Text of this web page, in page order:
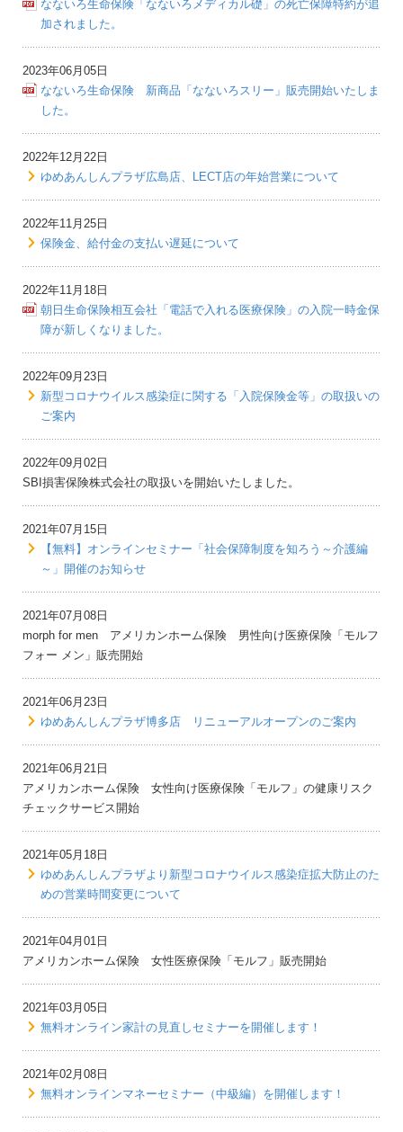
なないろ生命保険「なないろメディカル礎」の死亡保障特約が追
加されました。
2023年06月05日
なないろ生命保険 新商品「なないろスリー」販売開始いたしま
した。
2022年12月22日
ゆめあんしんプラザ広島店、LECT店の年始営業について
2022年11月25日
保険金、給付金の支払い遅延について
2022年11月18日
朝日生命保険相互会社「電話で入れる医療保険」の入院一時金保
障が新しくなりました。
2022年09月23日
新型コロナウイルス感染症に関する「入院保険金等」の取扱いの
ご案内
2022年09月02日
SBI損害保険株式会社の取扱いを開始いたしました。
2021年07月15日
【無料】オンラインセミナー「社会保障制度を知ろう～介護編
～」開催のお知らせ
2021年07月08日
morph for men アメリカンホーム保険 男性向け医療保険「モルフ
フォー メン」販売開始
2021年06月23日
ゆめあんしんプラザ博多店 リニューアルオープンのご案内
2021年06月21日
アメリカンホーム保険 女性向け医療保険「モルフ」の健康リスク
チェックサービス開始
2021年05月18日
ゆめあんしんプラザより新型コロナウイルス感染症拡大防止のた
めの営業時間変更について
2021年04月01日
アメリカンホーム保険 女性医療保険「モルフ」販売開始
2021年03月05日
無料オンライン家計の見直しセミナーを開催します！
2021年02月08日
無料オンラインマネーセミナー（中級編）を開催します！